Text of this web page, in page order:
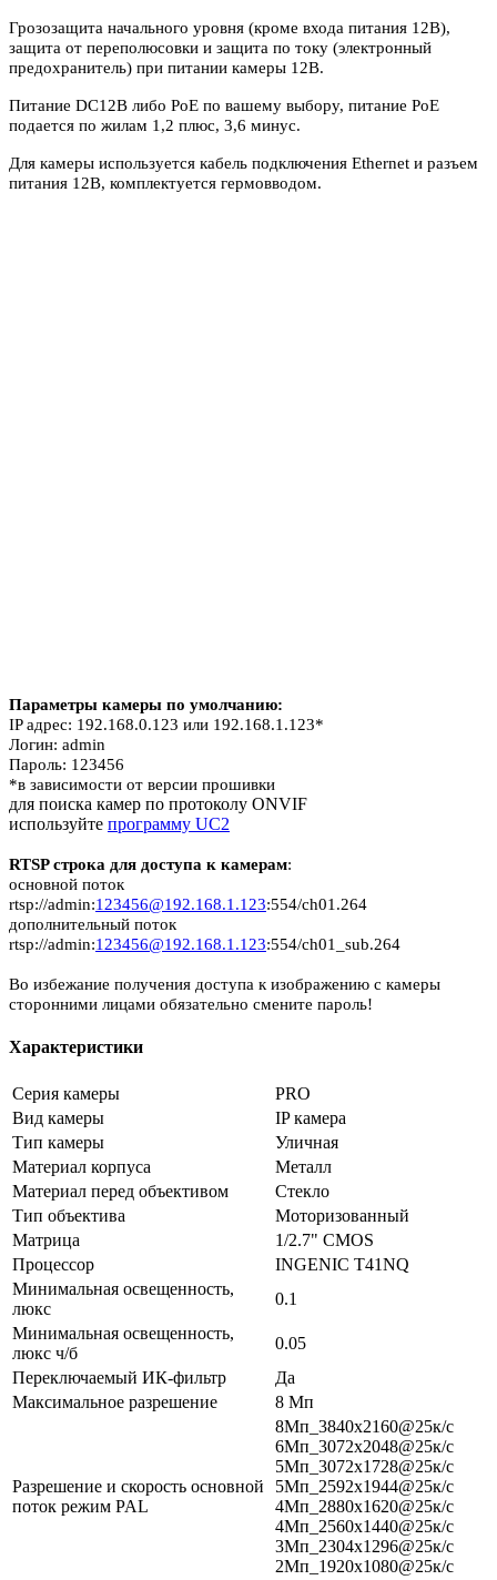
Грозозащита начального уровня (кроме входа питания 12В),
защита от переполюсовки и защита по току (электронный
предохранитель) при питании камеры 12В.
Питание DC12В либо PoE по вашему выбору, питание PoE
подается по жилам 1,2 плюс, 3,6 минус.
Для камеры используется кабель подключения Ethernet и разъем
питания 12В, комплектуется гермовводом.
Параметры камеры по умолчанию:
IP адрес: 192.168.0.123 или 192.168.1.123*
Логин: admin
Пароль: 123456
*в зависимости от версии прошивки
для поиска камер по протоколу ONVIF
используйте программу UC2
RTSP строка для доступа к камерам:
основной поток
rtsp://admin:123456@192.168.1.123:554/ch01.264
дополнительный поток
rtsp://admin:123456@192.168.1.123:554/ch01_sub.264
Во избежание получения доступа к изображению с камеры
сторонними лицами обязательно смените пароль!
Характеристики
Серия камеры
PRO
Вид камеры
IP камера
Тип камеры
Уличная
Материал корпуса
Металл
Материал перед объективом
Стекло
Тип объектива
Моторизованный
Матрица
1/2.7" CMOS
Процессор
INGENIC T41NQ
Минимальная освещенность,
люкс
0.1
Минимальная освещенность,
люкс ч/б
0.05
Переключаемый ИК-фильтр
Да
Максимальное разрешение
8 Мп
Разрешение и скорость основной
поток режим PAL
8Мп_3840x2160@25к/с
6Мп_3072x2048@25к/с
5Мп_3072x1728@25к/с
5Мп_2592x1944@25к/с
4Мп_2880x1620@25к/с
4Мп_2560x1440@25к/с
3Мп_2304x1296@25к/с
2Мп_1920x1080@25к/с